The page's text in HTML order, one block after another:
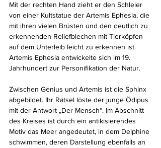
Mit der rechten Hand zieht er den Schleier
von einer Kultstatue der Artemis Ephesia, die
mit ihren vielen Brüsten und den deutlich zu
erkennenden Reliefblechen mit Tierköpfen
auf dem Unterleib leicht zu erkennen ist.
Artemis Ephesia entwickelte sich im 19.
Jahrhundert zur Personifikation der Natur.
Zwischen Genius und Artemis ist die Sphinx
abgebildet. Ihr Rätsel löste der junge Ödipus
mit der Antwort „Der Mensch“. Im Abschnitt
des Kreises ist durch ein antikisierendes
Motiv das Meer angedeutet, in dem Delphine
schwimmen, deren Darstellung ebenfalls an